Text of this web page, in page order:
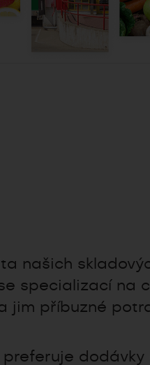
našich
specializací na
jim příbuzné
preferuje dodávky